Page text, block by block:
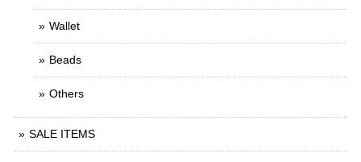
Wallet
Beads
Others
SALE ITEMS